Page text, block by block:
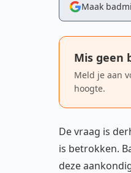
Maak
Mis geen
Meld je aan
hoogte.
De vraag is
is betrokken.
deze